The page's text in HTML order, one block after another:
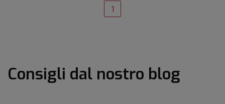
1
Consigli dal nostro blog